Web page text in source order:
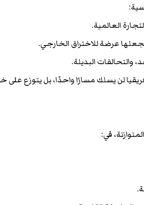
العالمية.
عرضة للاختراق الخارجي.
والتحالفات البديلة.
لن يسلك مسارًا واحدًا، بل يتوزع
في: